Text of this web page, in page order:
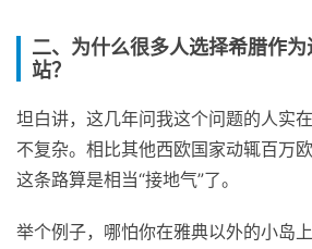
二、为什么很多人选择希腊作
站？
坦白讲，这几年问我这个问题的人实
不复杂。相比其他西欧国家动辄百万
这条路算是相当“接地气”了。
举个例子，哪怕你在雅典以外的小岛